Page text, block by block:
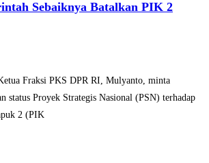
Sebaiknya Batalkan PIK 2
Fraksi PKS DPR RI, Mulyanto, minta
status Proyek Strategis Nasional (PSN) terhadap
2 (PIK